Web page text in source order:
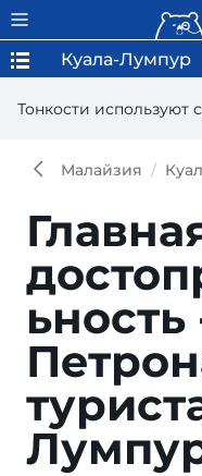
Тонкости используют
Куала-Лумпур
Малайзия